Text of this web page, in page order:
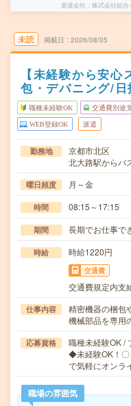
派遣会社 株式会社綜
未読 掲載日 2026/08/05
【未経験から安
包・デバニング/日
職種未経験OK 交通費別途
WEB登録OK 派遣
勤務地
京都市北区
北大路駅からバ
曜日頻度 月～金
時間 08:15～17:15
期間 長期でお仕事で
時給 時給1220円
交通費
交通費規定内支
仕事内容
精密機器の梱包
機械部品を専用
応募資格
職種未経験OK /
◆未経験OK！〇
で気軽にオン
職場の雰囲気